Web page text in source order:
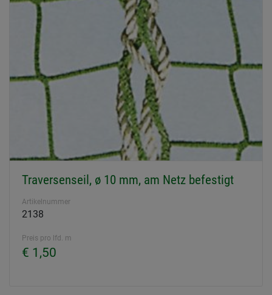
Traversenseil, ø 10 mm, am Netz befestigt
Artikelnummer
2138
Preis pro lfd. m
€ 1,50